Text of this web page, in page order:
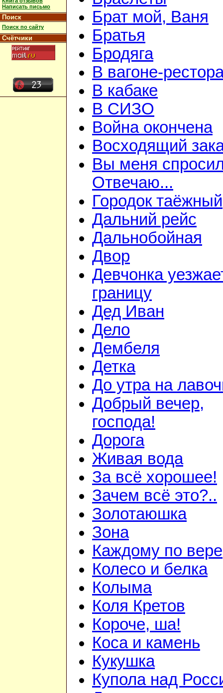
Написать письмо
Поиск
Поиск по сайту
Счётчики
Брат мой, Ваня
Братья
Бродяга
В вагоне-
В кабаке
В СИЗО
Война окончена
Восходящий
Вы меня
Отвечаю...
Городок таёжный
Дальний рейс
Дальнобойная
Двор
Девчонка
границу
Дед Иван
Дело
Дембеля
Детка
До утра на
Добрый вечер,
господа!
Дорога
Живая вода
За всё хорошее!
Зачем всё это?..
Золотаюшка
Зона
Каждому по вере
Колесо и белка
Колыма
Коля Кретов
Короче, ша!
Коса и камень
Кукушка
Купола над